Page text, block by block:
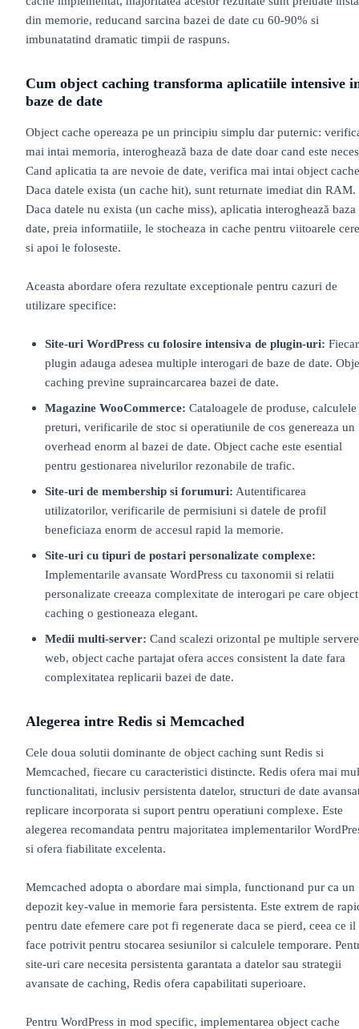
din memorie, reducand sarcina bazei de date cu 60-90% si
imbunatatind dramatic timpii de raspuns.
Cum object caching transforma aplicatiile intensive
baze de date
Object cache opereaza pe un principiu simplu dar puternic:
mai intai memoria, interoghează baza de date doar cand este
Cand aplicatia ta are nevoie de date, verifica mai intai object
Daca datele exista (un cache hit), sunt returnate imediat din RAM.
Daca datele nu exista (un cache miss), aplicatia interoghează baza
date, preia informatiile, le stocheaza in cache pentru viitoarele
si apoi le foloseste.
Aceasta abordare ofera rezultate exceptionale pentru cazuri de
utilizare specifice:
Site-uri WordPress cu folosire intensiva de plugin-uri:
plugin adauga adesea multiple interogari de baze de date.
caching previne supraincarcarea bazei de date.
Magazine WooCommerce: Cataloagele de produse, calculele
preturi, verificarile de stoc si operatiunile de cos genereaza un
overhead enorm al bazei de date. Object cache este esential
pentru gestionarea nivelurilor rezonabile de trafic.
Site-uri de membership si forumuri: Autentificarea
utilizatorilor, verificarile de permisiuni si datele de profil
beneficiaza enorm de accesul rapid la memorie.
Site-uri cu tipuri de postari personalizate complexe:
Implementarile avansate WordPress cu taxonomii si relatii
personalizate creeaza complexitate de interogari pe care object
caching o gestioneaza elegant.
Medii multi-server: Cand scalezi orizontal pe multiple servere
web, object cache partajat ofera acces consistent la date fara
complexitatea replicarii bazei de date.
Alegerea intre Redis si Memcached
Cele doua solutii dominante de object caching sunt Redis si
Memcached, fiecare cu caracteristici distincte. Redis ofera mai
functionalitati, inclusiv persistenta datelor, structuri de date
replicare incorporata si suport pentru operatiuni complexe. Este
alegerea recomandata pentru majoritatea implementarilor
si ofera fiabilitate excelenta.
Memcached adopta o abordare mai simpla, functionand pur ca un
depozit key-value in memorie fara persistenta. Este extrem de
pentru date efemere care pot fi regenerate daca se pierd, ceea ce il
face potrivit pentru stocarea sesiunilor si calculele temporare.
site-uri care necesita persistenta garantata a datelor sau strategii
avansate de caching, Redis ofera capabilitati superioare.
Pentru WordPress in mod specific, implementarea object cache